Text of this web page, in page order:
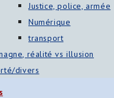
Justice, police, armée
Numérique
transport
réalité vs illusion
divers